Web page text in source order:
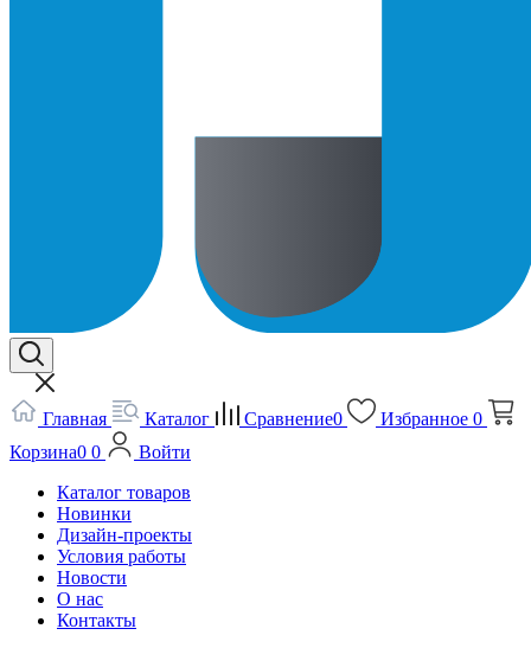
Главная Каталог Сравнение0 Избранное 0
Корзина0 0
Войти
Каталог товаров
Новинки
Дизайн-проекты
Условия работы
Новости
О нас
Контакты